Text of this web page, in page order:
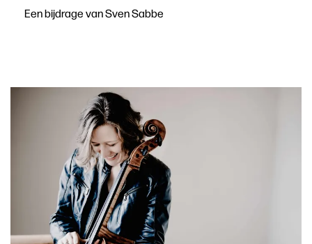
Een bijdrage van Sven Sabbe